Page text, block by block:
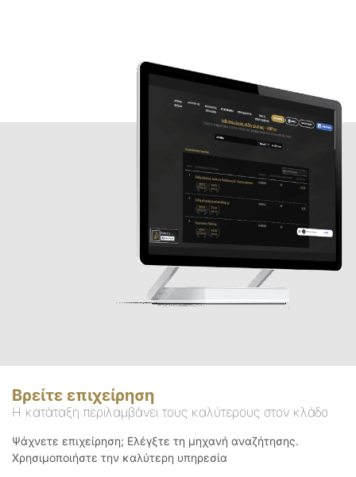
Βρείτε επιχείρηση
Η κατάταξη περιλαμβάνει τους καλύτερους στον κλάδο
Ψάχνετε επιχείρηση; Ελέγξτε τη μηχανή αναζήτησης.
Χρησιμοποιήστε την καλύτερη υπηρεσία